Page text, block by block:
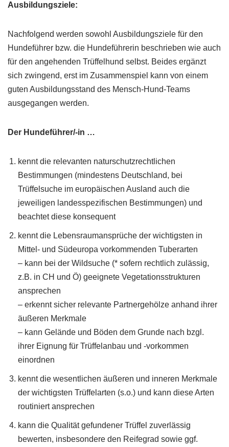
Ausbildungsziele:
Nachfolgend werden sowohl Ausbildungsziele für den
Hundeführer bzw. die Hundeführerin beschrieben wie auch
für den angehenden Trüffelhund selbst. Beides ergänzt
sich zwingend, erst im Zusammenspiel kann von einem
guten Ausbildungsstand des Mensch-Hund-Teams
ausgegangen werden.
Der Hundeführer/-in …
kennt die relevanten naturschutzrechtlichen
Bestimmungen (mindestens Deutschland, bei
Trüffelsuche im europäischen Ausland auch die
jeweiligen landesspezifischen Bestimmungen) und
beachtet diese konsequent
kennt die Lebensraumansprüche der wichtigsten in
Mittel- und Südeuropa vorkommenden Tuberarten
– kann bei der Wildsuche (* sofern rechtlich zulässig,
z.B. in CH und Ö) geeignete Vegetationsstrukturen
ansprechen
– erkennt sicher relevante Partnergehölze anhand ihrer
äußeren Merkmale
– kann Gelände und Böden dem Grunde nach bzgl.
ihrer Eignung für Trüffelanbau und -vorkommen
einordnen
kennt die wesentlichen äußeren und inneren Merkmale
der wichtigsten Trüffelarten (s.o.) und kann diese Arten
routiniert ansprechen
kann die Qualität gefundener Trüffel zuverlässig
bewerten, insbesondere den Reifegrad sowie ggf.